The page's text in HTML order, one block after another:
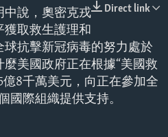
Direct link
中說，奧密克戎
獲取救生護理和
抗擊新冠病毒的努力處於
美國政府正在根據“美國救
8千萬美元，向正在參加全
國際組織提供支持。